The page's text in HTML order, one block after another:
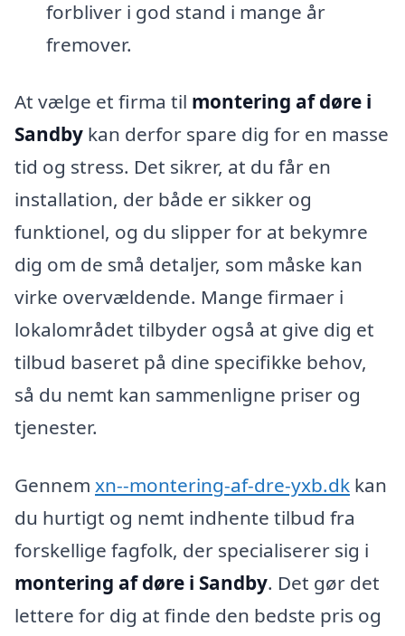
forbliver i god stand i mange år
fremover.
At vælge et firma til montering af døre i
Sandby kan derfor spare dig for en masse
tid og stress. Det sikrer, at du får en
installation, der både er sikker og
funktionel, og du slipper for at bekymre
dig om de små detaljer, som måske kan
virke overvældende. Mange firmaer i
lokalområdet tilbyder også at give dig et
tilbud baseret på dine specifikke behov,
så du nemt kan sammenligne priser og
tjenester.
Gennem xn--montering-af-dre-yxb.dk kan
du hurtigt og nemt indhente tilbud fra
forskellige fagfolk, der specialiserer sig i
montering af døre i Sandby. Det gør det
lettere for dig at finde den bedste pris og